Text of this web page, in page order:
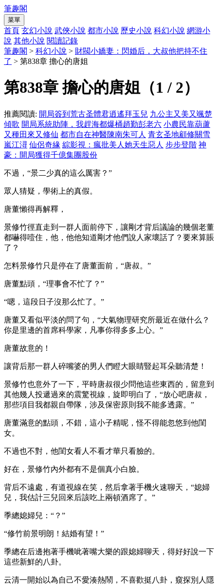
筆趣閣
菜單
首頁 玄幻小說 武俠小說 都市小說 歷史小說 科幻小說 網游小
說 其他小說 閱讀記錄
筆趣閣 > 科幻小說 > 財閥小嬌妻：閃婚后，大叔他把持不住
了 > 第838章 擔心的唐姐
第838章 擔心的唐姐（1 / 2）
推薦閱讀: 開局簽到荒古圣體君逍遙拜玉兒 九公主又美又颯楚
傾歌 開局系統助陣，我趕海都爆桶趙勤彭老六 小農民靠葫蘆
又種田來又修仙 都市自在神醫陳南朱可人 青玄圣地顧修關雪
嵐江潯 仙侶奇緣 綜影視：瘋批美人她天生惡人 步步登階 神
豪：開局獲得千億集團股份
不過，“景二少真的這么厲害？”
眾人猜疑，學術上的真假。
唐董懶得再解釋，
景修竹徑直走到一群人面前停下，讓剛才背后議論的幾個老董
都嚇得噎住，他，他他知道剛才他們說人家壞話了？要來算賬
了？
怎料景修竹只是停在了唐董面前，“唐叔。”
唐董點頭，“理事會不忙了？”
“嗯，這段日子沒那么忙了。”
唐董又看似平淡的問了句，“大氣物理研究所最近在做什么？
你是里邊的首席科學家，凡事你得多多上心。”
唐董故意的！
讓背后那一群人碎嘴婆的男人們瞪大眼睛豎起耳朵聽清楚！
景修竹也意外了一下，平時唐叔很少問他這些東西的，留意到
其他幾人投遞過來的震驚視線，旋即明白了，“放心吧唐叔，
那些項目我都親自帶隊，涉及保密原則我不能多透露。”
唐董滿意的點頭，不錯，這小子精呢，怪不得能忽悠到他閨
女。
不過也不對，他閨女看人不看才華只看臉的。
好在，景修竹內外都有不是個真小白臉。
背后不遠處，有道視線在笑，然后拿著手機火速聊天，“媳婦
兒，我估計三兒回來后該吃上兩頓酒席了。”
季總媳婦兒：“？”
“修竹前景明朗！結婚有望！”
季總在后邊抱著手機呲著嘴大樂的跟媳婦聊天，得好好說一下
這些新鮮的八卦。
云清一開始以為自己不愛湊熱鬧，不喜歡挺八卦，窺探別人隱